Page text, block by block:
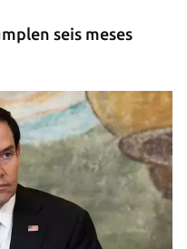
seis meses